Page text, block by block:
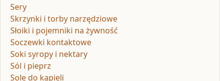
Sery
Skrzynki i torby narzędziowe
Słoiki i pojemniki na żywność
Soczewki kontaktowe
Soki syropy i nektary
Sól i pieprz
Sole do kąpieli